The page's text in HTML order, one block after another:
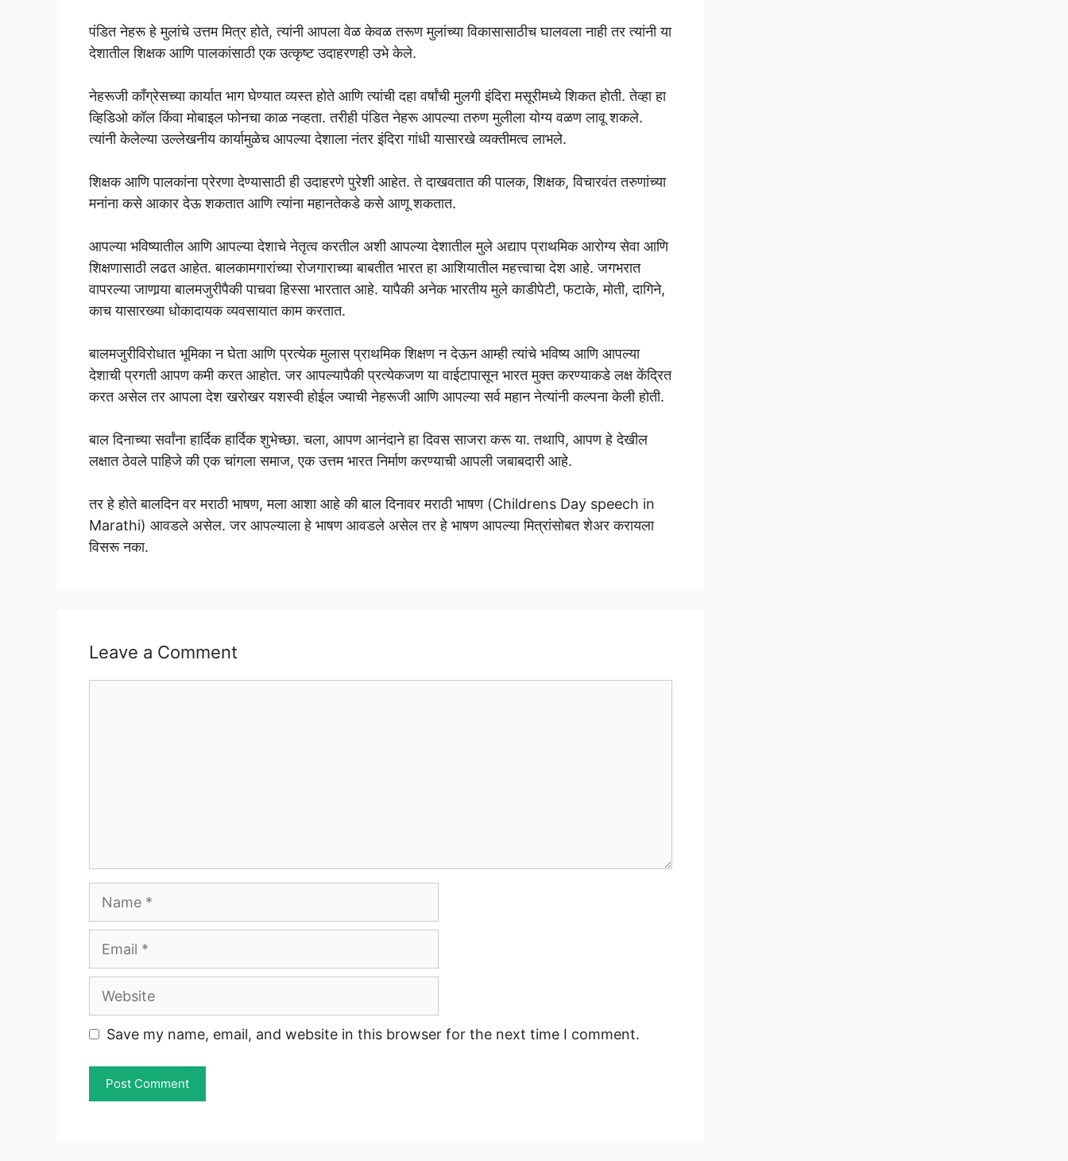
पंडित नेहरू हे मुलांचे उत्तम मित्र होते, त्यांनी आपला वेळ केवळ तरूण मुलांच्या विकासासाठीच घालवला नाही तर त्यांनी या
देशातील शिक्षक आणि पालकांसाठी एक उत्कृष्ट उदाहरणही उभे केले.
नेहरूजी कॉंग्रेसच्या कार्यात भाग घेण्यात व्यस्त होते आणि त्यांची दहा वर्षांची मुलगी इंदिरा मसूरीमध्ये शिकत होती. तेव्हा हा
व्हिडिओ कॉल किंवा मोबाइल फोनचा काळ नव्हता. तरीही पंडित नेहरू आपल्या तरुण मुलीला योग्य वळण लावू शकले.
त्यांनी केलेल्या उल्लेखनीय कार्यामुळेच आपल्या देशाला नंतर इंदिरा गांधी यासारखे व्यक्तीमत्व लाभले.
शिक्षक आणि पालकांना प्रेरणा देण्यासाठी ही उदाहरणे पुरेशी आहेत. ते दाखवतात की पालक, शिक्षक, विचारवंत तरुणांच्या
मनांना कसे आकार देऊ शकतात आणि त्यांना महानतेकडे कसे आणू शकतात.
आपल्या भविष्यातील आणि आपल्या देशाचे नेतृत्व करतील अशी आपल्या देशातील मुले अद्याप प्राथमिक आरोग्य सेवा आणि
शिक्षणासाठी लढत आहेत. बालकामगारांच्या रोजगाराच्या बाबतीत भारत हा आशियातील महत्त्वाचा देश आहे. जगभरात
वापरल्या जाणार्‍या बालमजुरीपैकी पाचवा हिस्सा भारतात आहे. यापैकी अनेक भारतीय मुले काडीपेटी, फटाके, मोती, दागिने,
काच यासारख्या धोकादायक व्यवसायात काम करतात.
बालमजुरीविरोधात भूमिका न घेता आणि प्रत्येक मुलास प्राथमिक शिक्षण न देऊन आम्ही त्यांचे भविष्य आणि आपल्या
देशाची प्रगती आपण कमी करत आहोत. जर आपल्यापैकी प्रत्येकजण या वाईटापासून भारत मुक्त करण्याकडे लक्ष केंद्रित
करत असेल तर आपला देश खरोखर यशस्वी होईल ज्याची नेहरूजी आणि आपल्या सर्व महान नेत्यांनी कल्पना केली होती.
बाल दिनाच्या सर्वांना हार्दिक हार्दिक शुभेच्छा. चला, आपण आनंदाने हा दिवस साजरा करू या. तथापि, आपण हे देखील
लक्षात ठेवले पाहिजे की एक चांगला समाज, एक उत्तम भारत निर्माण करण्याची आपली जबाबदारी आहे.
तर हे होते बालदिन वर मराठी भाषण, मला आशा आहे की बाल दिनावर मराठी भाषण (Childrens Day speech in
Marathi) आवडले असेल. जर आपल्याला हे भाषण आवडले असेल तर हे भाषण आपल्या मित्रांसोबत शेअर करायला
विसरू नका.
Leave a Comment
Website
Save my name, email, and website in this browser for the next time I comment.